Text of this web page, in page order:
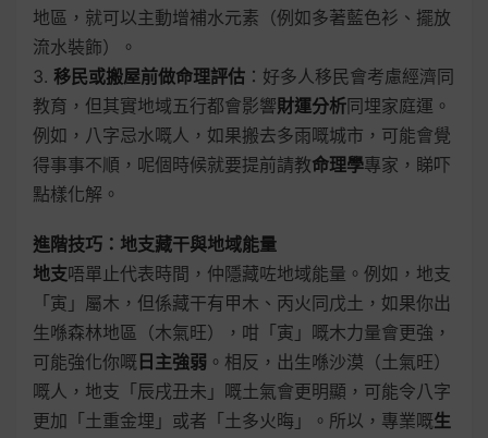
地區，就可以主動增補水元素（例如多著藍色衫、擺放
流水裝飾）。
3. 移民或搬屋前做命理評估 ：好多人移民會考慮經濟同
教育，但其實地域五行都會影響財運分析同埋家庭運。
例如，八字忌水嘅人，如果搬去多雨嘅城市，可能會覺
得事事不順，呢個時候就要提前請教命理學專家，睇吓
點樣化解。
進階技巧：地支藏干與地域能量
地支唔單止代表時間，仲隱藏咗地域能量。例如，地支
「寅」屬木，但係藏干有甲木、丙火同戊土，如果你出
生喺森林地區（木氣旺），咁「寅」嘅木力量會更強，
可能強化你嘅 日主強弱 。相反，出生喺沙漠（土氣旺）
嘅人，地支「辰戌丑未」嘅土氣會更明顯，可能令八字
更加「土重金埋」或者「土多火晦」。所以，專業嘅生